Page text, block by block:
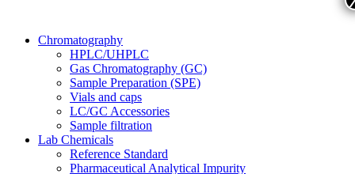
Chromatography
HPLC/UHPLC
Gas Chromatography (GC)
Sample Preparation (SPE)
Vials and caps
LC/GC Accessories
Sample filtration
Lab Chemicals
Reference Standard
Pharmaceutical Analytical Impurity